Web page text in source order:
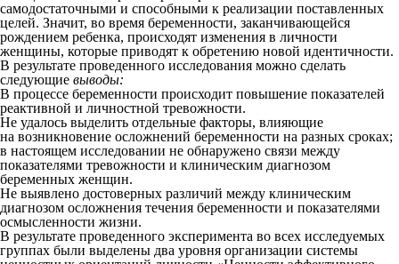
самодостаточными и способными к реализации поставленных
целей. Значит, во время беременности, заканчивающейся
рождением ребенка, происходят изменения в личности
женщины, которые приводят к обретению новой идентичности.
В результате проведенного исследования можно сделать
следующие выводы:
В процессе беременности происходит повышение показателей
реактивной и личностной тревожности.
Не удалось выделить отдельные факторы, влияющие
на возникновение осложнений беременности на разных сроках;
в настоящем исследовании не обнаружено связи между
показателями тревожности и клиническим диагнозом
беременных женщин.
Не выявлено достоверных различий между клиническим
диагнозом осложнения течения беременности и показателями
осмысленности жизни.
В результате проведенного эксперимента во всех исследуемых
группах были выделены два уровня организации системы